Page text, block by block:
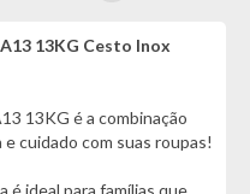
13KG Cesto Inox
13KG é a combinação
cuidado com suas roupas!